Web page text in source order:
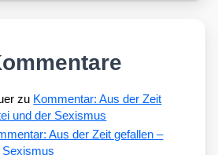
zu Kommentar: Aus der Zeit
und der Sexismus
Aus der Zeit gefallen –
Sexismus